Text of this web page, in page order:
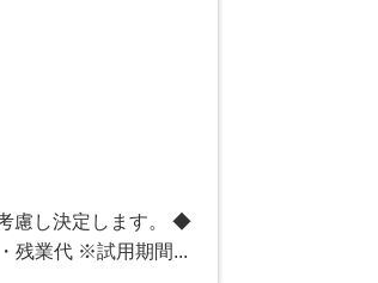
慮し決定します。 ◆
残業代 ※試用期間...